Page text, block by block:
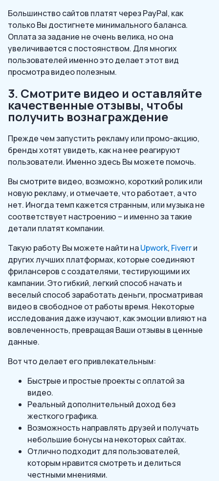
Большинство сайтов платят через PayPal, как
только Вы достигнете минимального баланса.
Оплата за задание не очень велика, но она
увеличивается с постоянством. Для многих
пользователей именно это делает этот вид
просмотра видео полезным.
3. Смотрите видео и оставляйте
качественные отзывы, чтобы
получить вознаграждение
Прежде чем запустить рекламу или промо-акцию,
бренды хотят увидеть, как на нее реагируют
пользователи. Именно здесь Вы можете помочь.
Вы смотрите видео, возможно, короткий ролик или
новую рекламу, и отмечаете, что работает, а что
нет. Иногда темп кажется странным, или музыка не
соответствует настроению – и именно за такие
детали платят компании.
Такую работу Вы можете найти наUpwork, Fiverrи
других лучших платформах, которые соединяют
фрилансеров с создателями, тестирующими их
кампании. Это гибкий, легкий способ начать и
веселый способ заработать деньги, просматривая
видео в свободное от работы время. Некоторые
исследования даже изучают, как эмоции влияют на
вовлеченность, превращая Ваши отзывы в ценные
данные.
Вот что делает его привлекательным:
Быстрые и простые проекты с оплатой за
видео.
Реальный дополнительный доход без
жесткого графика.
Возможность направлять друзей и получать
небольшие бонусы на некоторых сайтах.
Отлично подходит для пользователей,
которым нравится смотреть и делиться
честными мнениями.